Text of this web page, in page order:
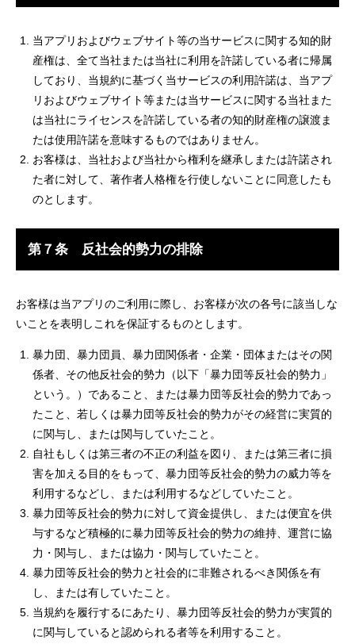
当アプリおよびウェブサイト等の当サービスに関する知的財
産権は、全て当社または当社に利用を許諾している者に帰属
しており、当規約に基づく当サービスの利用許諾は、当アプ
リおよびウェブサイト等または当サービスに関する当社また
は当社にライセンスを許諾している者の知的財産権の譲渡ま
たは使用許諾を意味するものではありません。
お客様は、当社および当社から権利を継承しまたは許諾され
た者に対して、著作者人格権を行使しないことに同意したも
のとします。
第７条 反社会的勢力の排除
お客様は当アプリのご利用に際し、お客様が次の各号に該当しな
いことを表明しこれを保証するものとします。
暴力団、暴力団員、暴力団関係者・企業・団体またはその関
係者、その他反社会的勢力（以下「暴力団等反社会的勢力」
という。）であること、または暴力団等反社会的勢力であっ
たこと、若しくは暴力団等反社会的勢力がその経営に実質的
に関与し、または関与していたこと。
自社もしくは第三者の不正の利益を図り、または第三者に損
害を加える目的をもって、暴力団等反社会的勢力の威力等を
利用するなどし、または利用するなどしていたこと。
暴力団等反社会的勢力に対して資金提供し、または便宜を供
与するなど積極的に暴力団等反社会的勢力の維持、運営に協
力・関与し、または協力・関与していたこと。
暴力団等反社会的勢力と社会的に非難されるべき関係を有
し、または有していたこと。
当規約を履行するにあたり、暴力団等反社会的勢力が実質的
に関与していると認められる者等を利用すること。